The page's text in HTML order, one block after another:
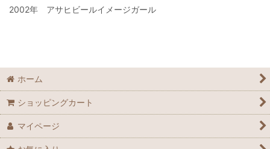
2002年 アサヒビールイメージガール
ホーム
ショッピングカート
マイページ